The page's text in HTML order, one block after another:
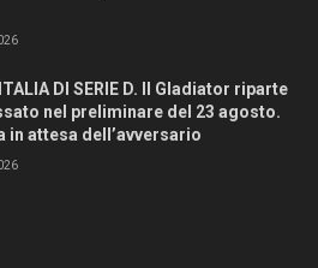
DI SERIE D. Il Gladiator riparte
nel preliminare del 23 agosto.
in attesa dell’avversario